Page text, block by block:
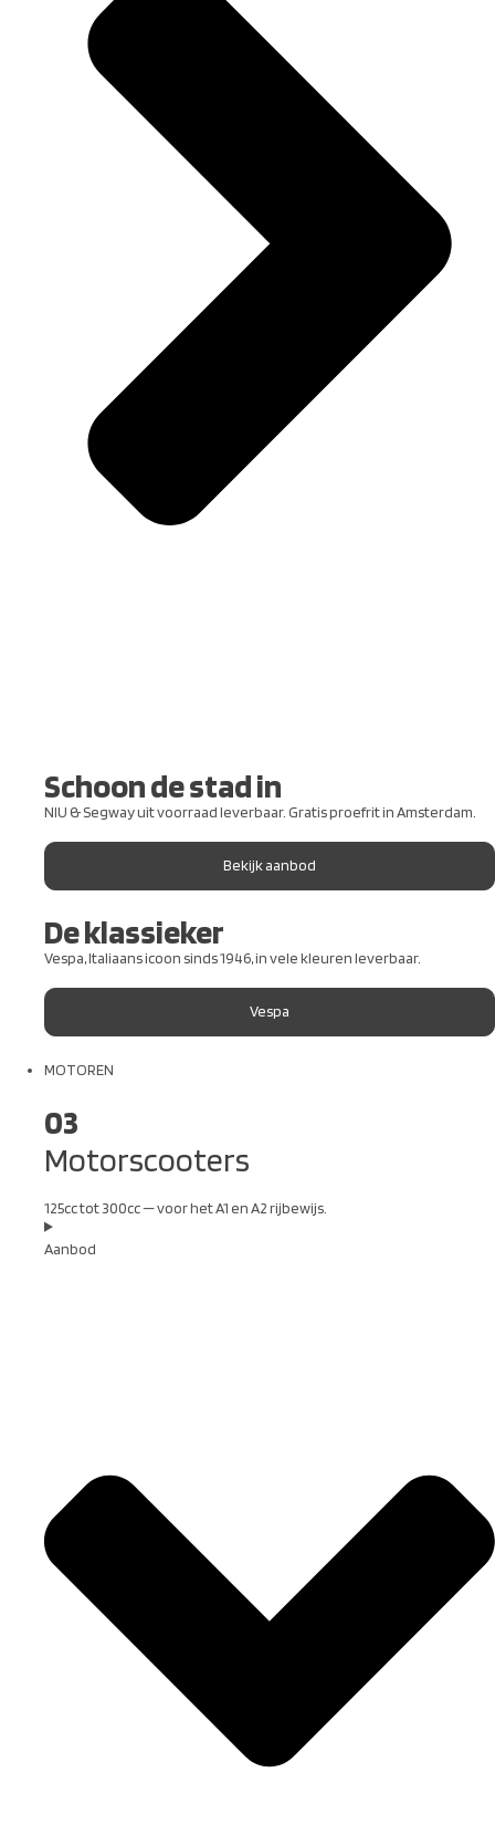
Schoon de stad in
NIU & Segway uit voorraad leverbaar. Gratis proefrit in Amsterdam.
Bekijk aanbod
De klassieker
Vespa, Italiaans icoon sinds 1946, in vele kleuren leverbaar.
Vespa
MOTOREN
03
Motorscooters
125cc tot 300cc — voor het A1 en A2 rijbewijs.
Aanbod